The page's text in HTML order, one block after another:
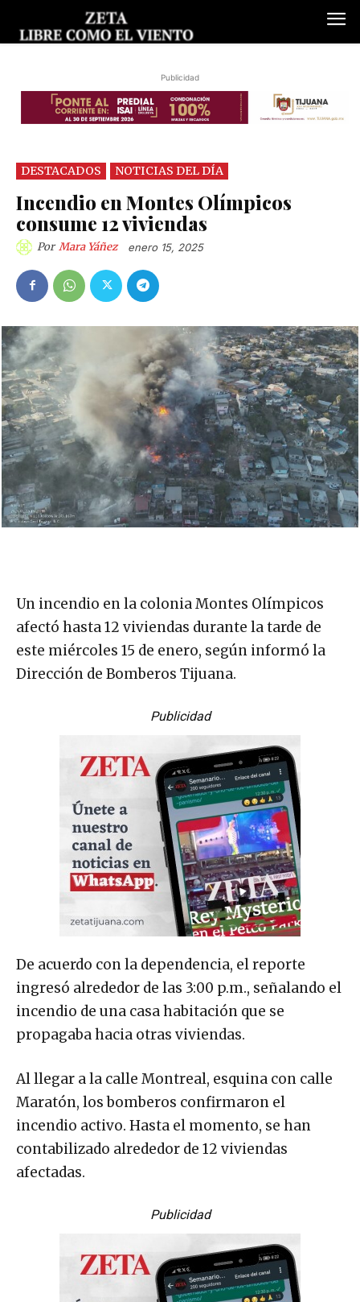
Publicidad
DESTACADOS NOTICIAS DEL DÍA
Incendio en Montes Olímpicos
consume 12 viviendas
Por Mara Yáñez enero 15, 2025
Un incendio en la colonia Montes Olímpicos
afectó hasta 12 viviendas durante la tarde de
este miércoles 15 de enero, según informó la
Dirección de Bomberos Tijuana.
Publicidad
De acuerdo con la dependencia, el reporte
ingresó alrededor de las 3:00 p.m., señalando el
incendio de una casa habitación que se
propagaba hacia otras viviendas.
Al llegar a la calle Montreal, esquina con calle
Maratón, los bomberos confirmaron el
incendio activo. Hasta el momento, se han
contabilizado alrededor de 12 viviendas
afectadas.
Publicidad